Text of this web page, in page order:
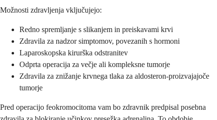
Možnosti zdravljenja vključujejo:
Redno spremljanje s slikanjem in preiskavami krvi
Zdravila za nadzor simptomov, povezanih s hormoni
Laparoskopska kirurška odstranitev
Odprta operacija za večje ali kompleksne tumorje
Zdravila za znižanje krvnega tlaka za aldosteron-proizvajajoče
tumorje
Pred operacijo feokromocitoma vam bo zdravnik predpisal posebna